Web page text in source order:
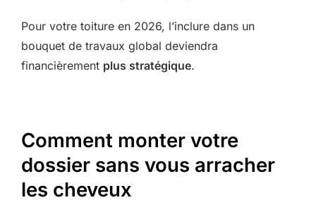
Pour votre toiture en 2026, l’inclure dans un
bouquet de travaux global deviendra
financièrement plus stratégique.
Comment monter votre
dossier sans vous arracher
les cheveux